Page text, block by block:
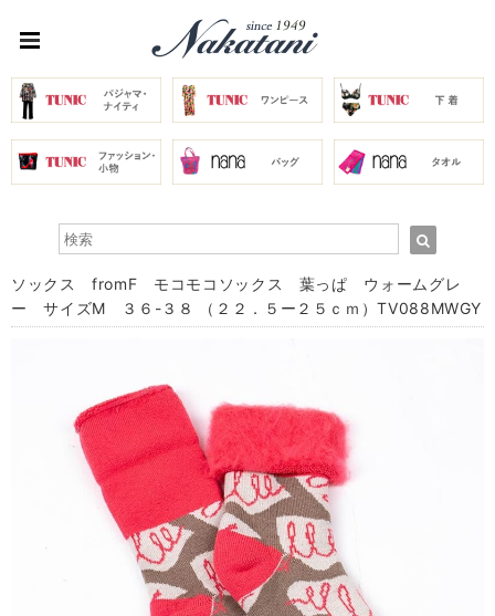
ソックス fromF モコモコソックス 葉っぱ ウォームグレ
ー サイズM ３６-３８ （２２．５ー２５ｃｍ）TV088MWGY